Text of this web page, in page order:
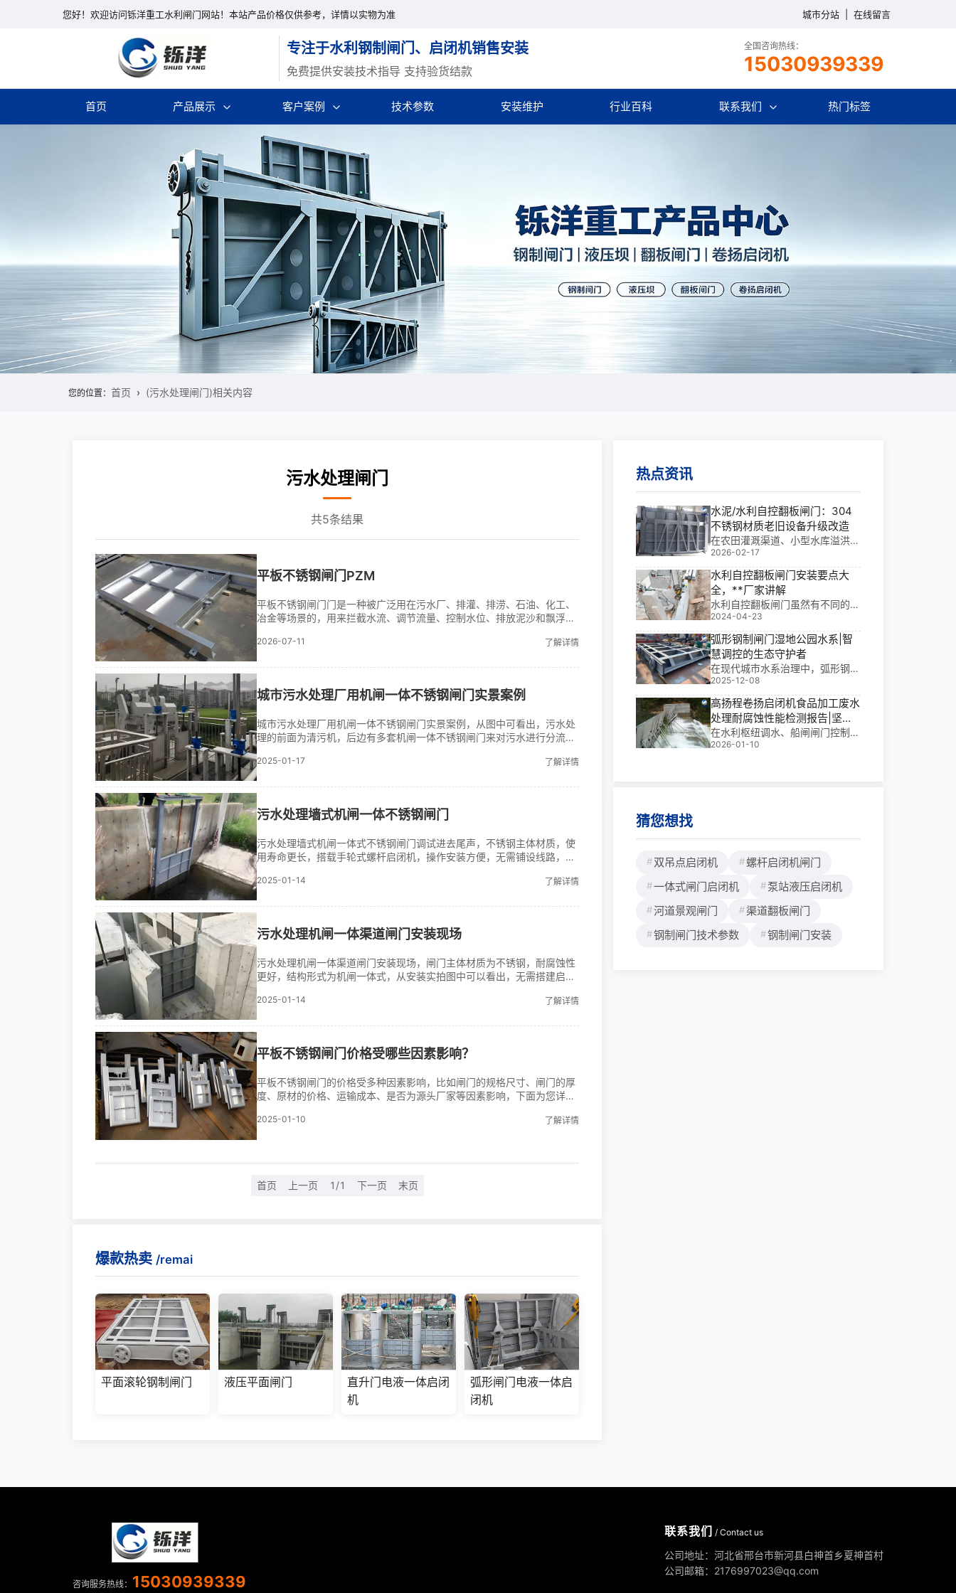
您好！欢迎访问铄洋重工水利闸门网站！本站产品价格仅供参考，详情以实物为准 城市分站 在线留言
专注于水利钢制闸门、启闭机销售安装
免费提供安装技术指导 支持验货结款
全国咨询热线：
15030939339
首页 产品展示 客户案例 技术参数 安装维护 行业百科 联系我们 热门标签
您的位置： 首页 (污水处理闸门)相关内容
污水处理闸门
共5条结果
平板不锈钢闸门PZM
平板不锈钢闸门门是一种被广泛用在污水厂、排灌、排涝、石油、化工、
冶金等场景的，用来拦截水流、调节流量、控制水位、排放泥沙和飘浮物
是水工建筑物的重要组成部分。一、平板不锈钢闸门PZM型号表示方法
2026-07-11 了解详情
城市污水处理厂用机闸一体不锈钢闸门实景案例
城市污水处理厂用机闸一体不锈钢闸门实景案例，从图中可看出，污水处
理的前面为清污机，后边有多套机闸一体不锈钢闸门来对污水进行分流，
闸门采用不锈钢材质，相较于铸铁闸门来说比重轻，启闭方便，耐腐蚀性
能好。
2025-01-17 了解详情
污水处理墙式机闸一体不锈钢闸门
污水处理墙式机闸一体式不锈钢闸门调试进去尾声，不锈钢主体材质，使
用寿命更长，搭载手轮式螺杆启闭机，操作安装方便，无需铺设线路，人
力启闭即可，还带自锁功能，闸门开度方便调节。
2025-01-14 了解详情
污水处理机闸一体渠道闸门安装现场
污水处理机闸一体渠道闸门安装现场，闸门主体材质为不锈钢，耐腐蚀性
更好，结构形式为机闸一体式，从安装实拍图中可以看出，无需搭建启闭
机升降平台，可以节约施工成本费用，搭载的启闭机为螺杆式启闭机，可
以为手动、电动或手电两用型。
2025-01-14 了解详情
平板不锈钢闸门价格受哪些因素影响？
平板不锈钢闸门的价格受多种因素影响，比如闸门的规格尺寸、闸门的厚
度、原材的价格、运输成本、是否为源头厂家等因素影响，下面为您详细
门规格型号有0.5*0.5米、0.8*0.5米、1*0.8米、1.2*1米、1.2*1.2米、
2025-01-10 了解详情
首页 上一页 1/1 下一页 末页
爆款热卖 /remai
平面滚轮钢制闸门 液压平面闸门
直升门电液一体启闭
机
弧形闸门电液一体启
闭机
热点资讯
水泥/水利自控翻板闸门：304
不锈钢材质老旧设备升级改造
在农田灌溉渠道、小型水库溢洪
道、城市景观水系及山区河道治理
中，传统水泥结构翻板闸门因腐蚀
老化、启闭失灵等问题，频繁引发
水资源浪费与安全隐患。基于我多
年水利工程金属结构设计与现场安
装经验，水泥/水利自
2026-02-17
水利自控翻板闸门安装要点大
全，**厂家讲解
水利自控翻板闸门虽然有不同的类
型但安装的要求基本相同，相对比
较复杂的是水利液压双控翻板闸门
的，下面实力**厂家铄洋重工为您
详细说明。一、概述水利自控翻板
闸门安装包括有包括支墩、钢构
件、支腿、面板、止水埋件和液压
辅助系统等安装内容。二、水利自
控翻板闸门安装基本要点1、在翻
板闸门安装前应对所有闸门构件进
行
2024-04-23
弧形钢制闸门湿地公园水系|智
慧调控的生态守护者
在现代城市水系治理中，弧形钢制
闸门湿地公园水系不仅是景观亮
点，更是实现水资源**调控的核心
装置。它集水库挡水、泄洪调节、
灌溉控制与城市防洪于一体，堪称
“会呼吸的水系统大脑”。根据实际
项目经验，其单价因
2025-12-08
高扬程卷扬启闭机食品加工废水
处理耐腐蚀性能检测报告|坚固
守护每一滴洁净水流
在水利枢纽调水、船闸闸门控制与
各类平面及弧形闸门操作中，高扬
2026-01-10
猜您想找
双吊点启闭机
螺杆启闭机闸门
一体式闸门启闭机
泵站液压启闭机
河道景观闸门
渠道翻板闸门
钢制闸门技术参数
钢制闸门安装
咨询服务热线： 15030939339
联系我们 / Contact us
公司地址：河北省邢台市新河县白神首乡夏神首村
公司邮箱：2176997023@qq.com